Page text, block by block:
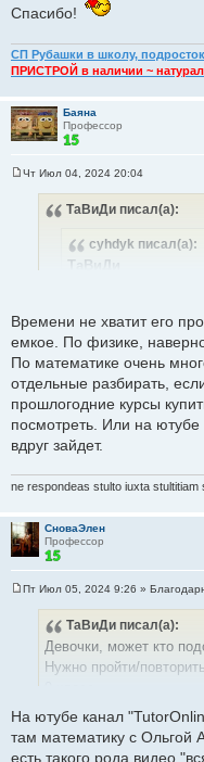
Спасибо!
СП Рубашки в школу,
ПРИСТРОЙ в наличии ~
Баяна
Профессор
Чт Июл 04, 2024 20:04
ТаВиДи писал(а):
cyhdyk писал(а):
ТаВиДи
Спасибо!
Времени не хватит его
емкое. По физике,
По математике очень
отдельные разбирать,
прошлогодние курсы
посмотреть. Или на
вдруг зайдет.
ne respondeas stulto iuxta stultitiam
СноваЭлен
Профессор
Пт Июл 05, 2024 9:26 »
ТаВиДи писал(а):
Девочки, может кто
Нужно пройти/
Очень удобно было бы
Есть ли у кого ссылки
курсы БЕСПЛАТНО и
На ютубе канал
там математику с Ольгой
есть такого рода видео